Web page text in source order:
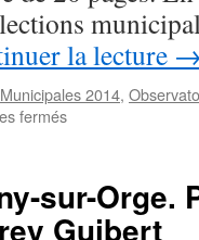
de
l’élection
municipale
la lecture →
Municipales 2014,
ferméssur
Analyse
d’un
sur-Orge.
Guibert